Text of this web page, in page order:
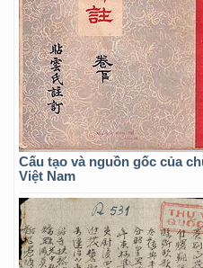
Cấu tạo và nguồn gốc của
Việt Nam